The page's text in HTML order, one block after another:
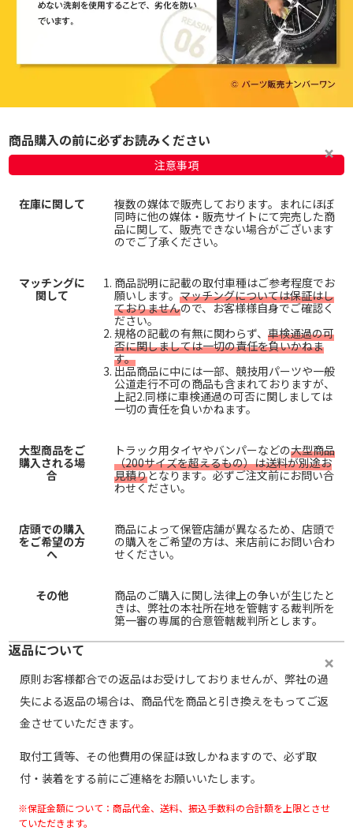
商品購入の前に必ずお読みください
注意事項
在庫に関して
複数の媒体で販売しております。まれにほぼ
同時に他の媒体・販売サイトにて完売した商
品に関して、販売できない場合がございます
のでご了承ください。
マッチングに
関して
商品説明に記載の取付車種はご参考程度でお
願いします。 マッチングについては保証はし
ておりませんので、お客様様自身でご確認く
ださい。
規格の記載の有無に関わらず、 車検通過の可
否に関しましては一切の責任を負いかねま
す。
出品商品に中には一部、競技用パーツや一般
公道走行不可の商品も含まれておりますが、
上記2.同様に車検通過の可否に関しましては
一切の責任を負いかねます。
大型商品をご
購入される場
合
トラック用タイヤやバンパーなどの大型商品
（200サイズを超えるもの）は送料が別途お
見積りとなります。必ずご注文前にお問い合
わせください。
店頭での購入
をご希望の方
へ
商品によって保管店舗が異なるため、店頭で
の購入をご希望の方は、来店前にお問い合わ
せください。
その他
商品のご購入に関し法律上の争いが生じたと
きは、弊社の本社所在地を管轄する裁判所を
第一審の専属的合意管轄裁判所とします。
返品について
原則お客様都合での返品はお受けしておりませんが、弊社の過
失による返品の場合は、商品代を商品と引き換えをもってご返
金させていただきます。
取付工賃等、その他費用の保証は致しかねますので、必ず取
付・装着をする前にご連絡をお願いいたします。
※保証金額について：商品代金、送料、振込手数料の合計額を上限とさせ
ていただきます。